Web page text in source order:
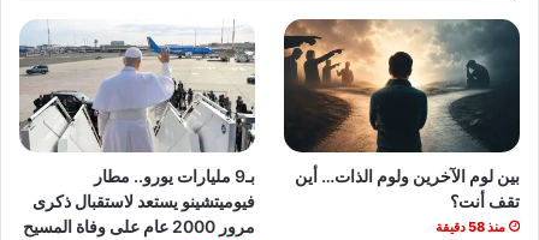
بين لوم الآخرين ولوم الذات… أين
تقف أنت؟
منذ 58 دقيقة
بـ9 مليارات يورو.. مطار
فيوميتشينو يستعد لاستقبال ذكرى
مرور 2000 عام على وفاة المسيح